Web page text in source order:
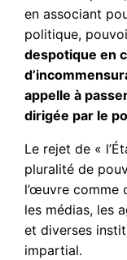
en associant
politique,
despotique en
appelle à
dirigée par le
Le rejet de «
pluralité de
l’œuvre comme
les médias, les
et diverses
impartial.